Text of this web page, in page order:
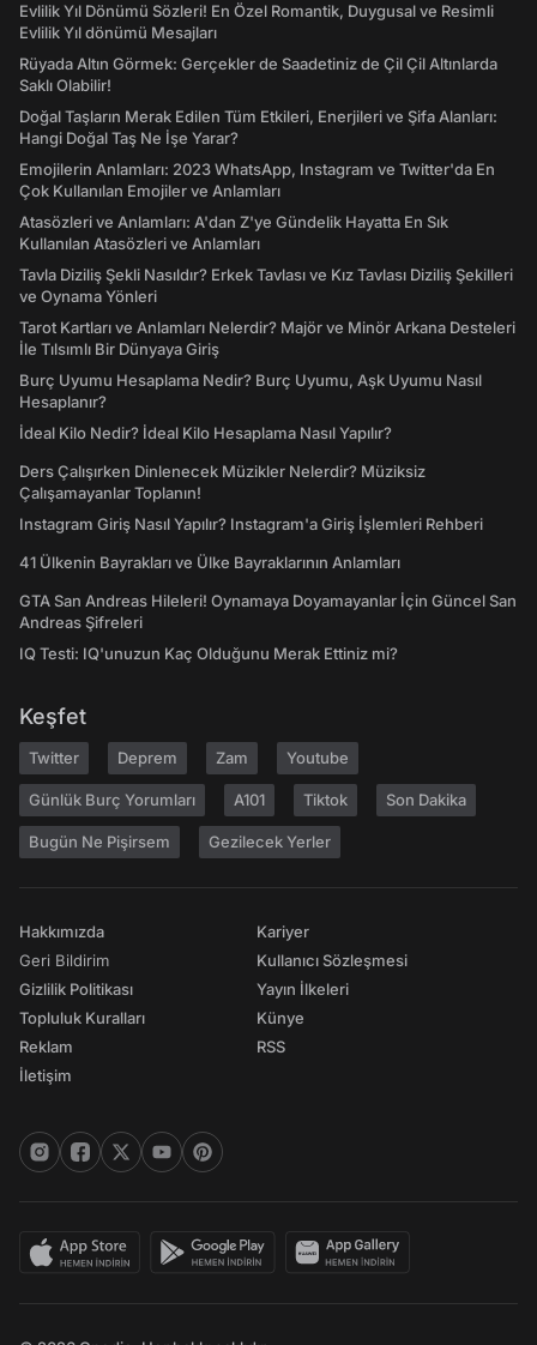
Evlilik Yıl Dönümü Sözleri! En Özel Romantik, Duygusal ve Resimli
Evlilik Yıl dönümü Mesajları
Rüyada Altın Görmek: Gerçekler de Saadetiniz de Çil Çil Altınlarda
Saklı Olabilir!
Doğal Taşların Merak Edilen Tüm Etkileri, Enerjileri ve Şifa Alanları:
Hangi Doğal Taş Ne İşe Yarar?
Emojilerin Anlamları: 2023 WhatsApp, Instagram ve Twitter'da En
Çok Kullanılan Emojiler ve Anlamları
Atasözleri ve Anlamları: A'dan Z'ye Gündelik Hayatta En Sık
Kullanılan Atasözleri ve Anlamları
Tavla Diziliş Şekli Nasıldır? Erkek Tavlası ve Kız Tavlası Diziliş Şekilleri
ve Oynama Yönleri
Tarot Kartları ve Anlamları Nelerdir? Majör ve Minör Arkana Desteleri
İle Tılsımlı Bir Dünyaya Giriş
Burç Uyumu Hesaplama Nedir? Burç Uyumu, Aşk Uyumu Nasıl
Hesaplanır?
İdeal Kilo Nedir? İdeal Kilo Hesaplama Nasıl Yapılır?
Ders Çalışırken Dinlenecek Müzikler Nelerdir? Müziksiz
Çalışamayanlar Toplanın!
Instagram Giriş Nasıl Yapılır? Instagram'a Giriş İşlemleri Rehberi
41 Ülkenin Bayrakları ve Ülke Bayraklarının Anlamları
GTA San Andreas Hileleri! Oynamaya Doyamayanlar İçin Güncel San
Andreas Şifreleri
IQ Testi: IQ'unuzun Kaç Olduğunu Merak Ettiniz mi?
Keşfet
Twitter Deprem Zam Youtube
Günlük Burç Yorumları A101 Tiktok Son Dakika
Bugün Ne Pişirsem Gezilecek Yerler
Hakkımızda
Geri Bildirim
Gizlilik Politikası
Topluluk Kuralları
Reklam
İletişim
Kariyer
Kullanıcı Sözleşmesi
Yayın İlkeleri
Künye
RSS